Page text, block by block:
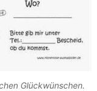
Glückwünschen.